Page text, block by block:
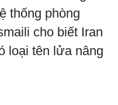
thống phòng
cho biết Iran
loại tên lửa nâng